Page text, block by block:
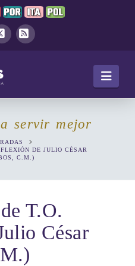
servir mejor
DE JULIO CÉSAR
C.M.)
T.O.
César